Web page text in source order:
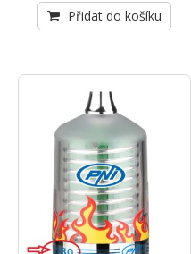
Přidat do košíku